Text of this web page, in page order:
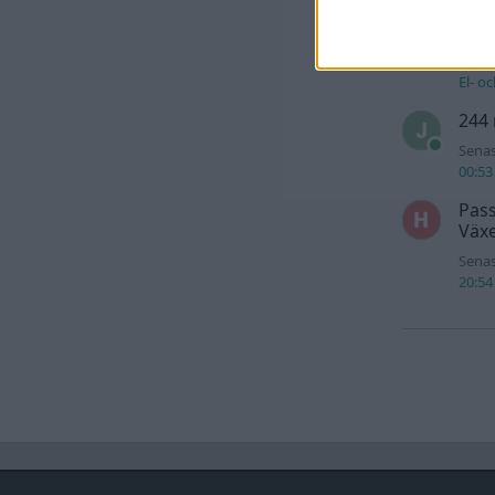
El-
00:53
20:54